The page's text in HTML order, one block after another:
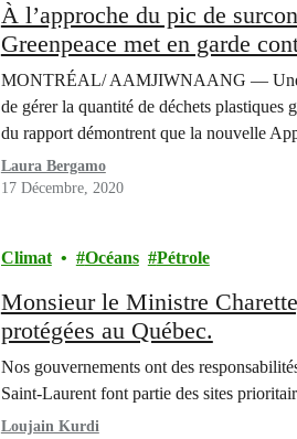
À l’approche du pic de
Greenpeace met en garde
MONTRÉAL/ AAMJIWNAANG — Une
de gérer la quantité de déchets plastiques
du rapport démontrent que la nouvelle
gouvernement fédéral, visant à atteindre…
Laura Bergamo
17 Décembre, 2020
Climat Océans Pétrole
Monsieur le Ministre
protégées au Québec.
Nos gouvernements ont des
Saint-Laurent font partie des sites
Loujain Kurdi